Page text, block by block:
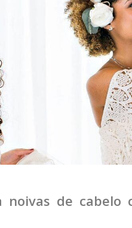
noivas de cabelo